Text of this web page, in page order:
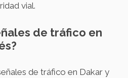
vial.
de tráfico en
de tráfico en Dakar y